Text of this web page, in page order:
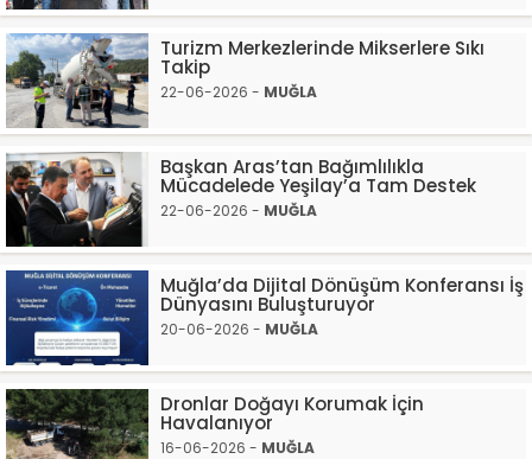
Turizm Merkezlerinde Mikserlere Sıkı
Takip
22-06-2026 - MUĞLA
Başkan Aras’tan Bağımlılıkla
Mücadelede Yeşilay’a Tam Destek
22-06-2026 - MUĞLA
Muğla’da Dijital Dönüşüm Konferansı İş
Dünyasını Buluşturuyor
20-06-2026 - MUĞLA
Dronlar Doğayı Korumak İçin
Havalanıyor
16-06-2026 - MUĞLA